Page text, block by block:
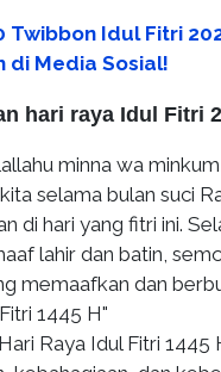
Twibbon Idul Fitri
di Media Sosial!
hari raya Idul Fitri
minna wa
selama bulan suci
di hari yang fitri ini.
lahir dan batin,
memaafkan dan
1445 H"
Raya Idul Fitri